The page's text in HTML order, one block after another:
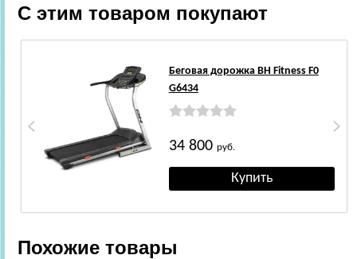
С этим товаром покупают
Беговая дорожка BH Fitness F0
G6434
34 800 руб.
Похожие товары